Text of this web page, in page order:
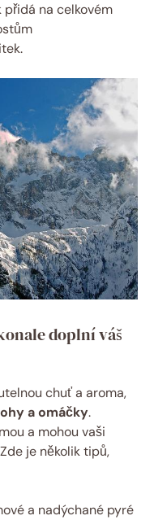
na celkovém
doplní váš
chuť a aroma,
a omáčky.
a mohou vaši
je několik tipů,
a nadýchané pyré